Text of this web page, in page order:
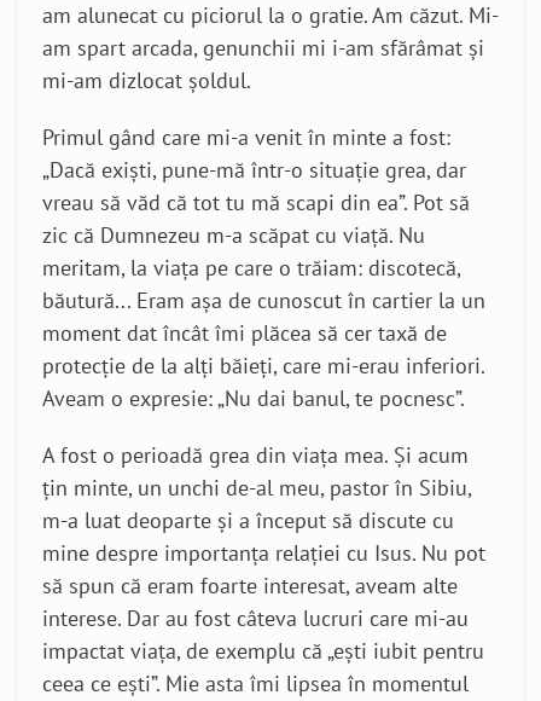
am alunecat cu piciorul la o gratie. Am căzut. Mi-
am spart arcada, genunchii mi i-am sfărâmat și
mi-am dizlocat șoldul.
Primul gând care mi-a venit în minte a fost:
„Dacă exiști, pune-mă într-o situație grea, dar
vreau să văd că tot tu mă scapi din ea”. Pot să
zic că Dumnezeu m-a scăpat cu viață. Nu
meritam, la viața pe care o trăiam: discotecă,
băutură... Eram așa de cunoscut în cartier la un
moment dat încât îmi plăcea să cer taxă de
protecție de la alți băieți, care mi-erau inferiori.
Aveam o expresie: „Nu dai banul, te pocnesc”.
A fost o perioadă grea din viața mea. Și acum
țin minte, un unchi de-al meu, pastor în Sibiu,
m-a luat deoparte și a început să discute cu
mine despre importanța relației cu Isus. Nu pot
să spun că eram foarte interesat, aveam alte
interese. Dar au fost câteva lucruri care mi-au
impactat viața, de exemplu că „ești iubit pentru
ceea ce ești”. Mie asta îmi lipsea în momentul